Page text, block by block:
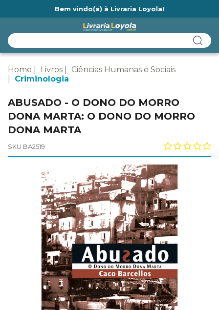
Bem vindo(a) à Livraria Loyola!
Home Livros
Ciências Humanas e Sociais
Criminologia
ABUSADO - O DONO DO MORRO
DONA MARTA: O DONO DO MORRO
DONA MARTA
SKU BA2519